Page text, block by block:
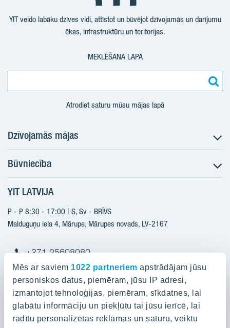
Mēs ar saviem 1022 partneriem apstrādājam jūsu
personiskos datus, piemēram, jūsu IP adresi,
izmantojot tehnoloģijas, piemēram, sīkdatnes, lai
glabātu informāciju un piekļūtu tai jūsu ierīcē, lai
rādītu personalizētas reklāmas un saturu, veiktu
YouTube
LinkedInTwtitter
YIT veido labāku dzīves vidi, attīstot un būvējot dzīvojamās un darījumu
ēkas, infrastruktūru un teritorijas.
MEKLĒŠANA LAPĀ
Atrodiet saturu mūsu mājas lapā
Dzīvojamās mājas
Meklēt dzīvokli
Nākotnes projekti
Pārdošanas informācija
YIT Plus
Kontakti
Būvniecība
Būvniecība
Jaunie projekti
Realizētie projekti
YIT LATVIJA
P - P 8:30 - 17:00 | S, Sv - BRĪVS
Malduguņu iela 4, Mārupe, Mārupes novads, LV-2167
+371 25608080
yitmajas@yit.lv
Projekti